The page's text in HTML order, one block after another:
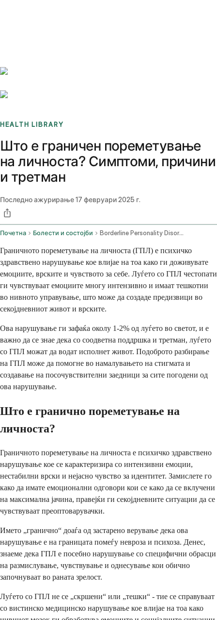
HEALTH LIBRARY
Што е граничен пореметување
на личноста? Симптоми, причини
и третман
Последно ажурирање17 февруари 2025 г.
Почетна Болести и состојби Borderline Personality Disorder
Граничното пореметување на личноста (ГПЛ) е психичко
здравствено нарушување кое влијае на тоа како ги доживувате
емоциите, врските и чувството за себе. Луѓето со ГПЛ честопати
ги чувствуваат емоциите многу интензивно и имаат тешкотии
во нивното управување, што може да создаде предизвици во
секојдневниот живот и врските.
Ова нарушување ги зафаќа околу 1-2% од луѓето во светот, и е
важно да се знае дека со соодветна поддршка и третман, луѓето
со ГПЛ можат да водат исполнет живот. Подоброто разбирање
на ГПЛ може да помогне во намалувањето на стигмата и
создавање на посочувствителни заедници за сите погодени од
ова нарушување.
Што е гранично пореметување на
личноста?
Граничното пореметување на личноста е психичко здравствено
нарушување кое се карактеризира со интензивни емоции,
нестабилни врски и нејасно чувство за идентитет. Замислете го
како да имате емоционални одговори кои се како да се вклучени
на максимална јачина, правејќи ги секојдневните ситуации да се
чувствуваат преоптоварувачки.
Името „гранично“ доаѓа од застарено верување дека ова
нарушување е на границата помеѓу невроза и психоза. Денес,
знаеме дека ГПЛ е посебно нарушување со специфични обрасци
на размислување, чувствување и однесување кои обично
започнуваат во раната зрелост.
Луѓето со ГПЛ не се „скршени“ или „тешки“ - тие се справуваат
со вистинско медицинско нарушување кое влијае на тоа како